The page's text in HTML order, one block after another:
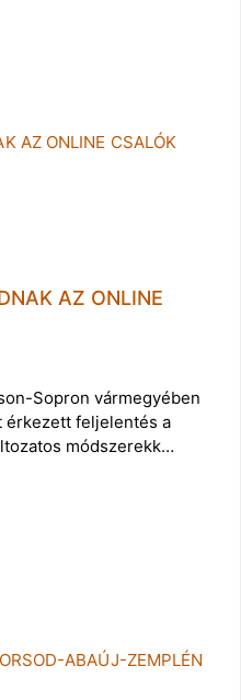
AZ ONLINE
Sopron vármegyében
érkezett feljelentés a
módszerekk…